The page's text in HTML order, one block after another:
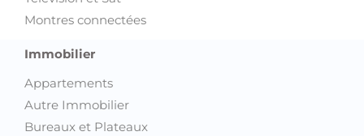
Montres connectées
Immobilier
Appartements
Autre Immobilier
Bureaux et Plateaux